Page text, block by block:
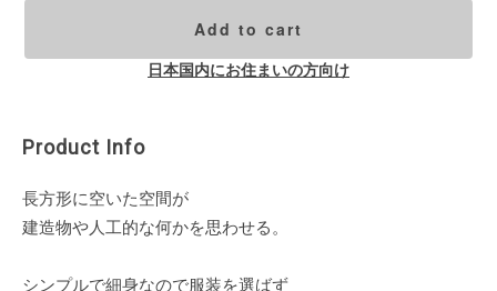
Add to cart
日本国内にお住まいの方向け
Product Info
長方形に空いた空間が
建造物や人工的な何かを思わせる。
シンプルで細身なので服装を選ばず